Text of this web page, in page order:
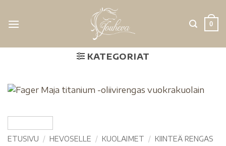
0
KATEGORIAT
ETUSIVU / HEVOSELLE / KUOLAIMET / KIINTEÄ RENGAS